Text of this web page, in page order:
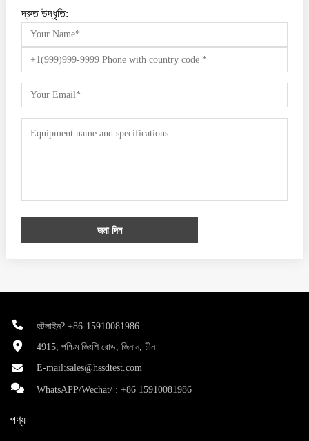
দ্রুত উদ্ধৃতি:
জমা দিন
হটলাইন?:+86-15910081986
4915, পশ্চিম জিংশি রোড, জিনান, চীন
E-mail:sales@hssdtest.com
WhatsAPP/Wechat/ : +86 15910081986
পণ্য